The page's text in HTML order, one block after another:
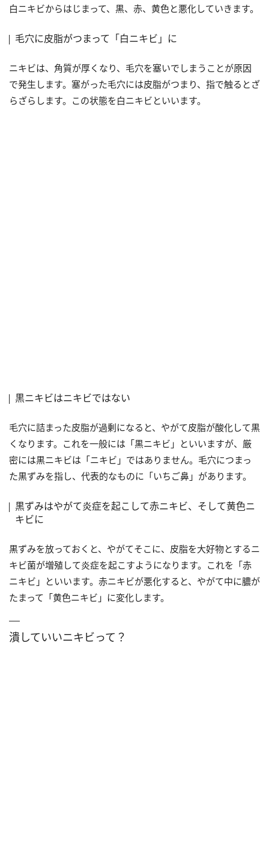
白ニキビからはじまって、黒、赤、黄色と悪化していきます。
毛穴に皮脂がつまって「白ニキビ」に
ニキビは、角質が厚くなり、毛穴を塞いでしまうことが原因
で発生します。塞がった毛穴には皮脂がつまり、指で触るとざ
らざらします。この状態を白ニキビといいます。
黒ニキビはニキビではない
毛穴に詰まった皮脂が過剰になると、やがて皮脂が酸化して黒
くなります。これを一般には「黒ニキビ」といいますが、厳
密には黒ニキビは「ニキビ」ではありません。毛穴につまっ
た黒ずみを指し、代表的なものに「いちご鼻」があります。
黒ずみはやがて炎症を起こして赤ニキビ、そして黄色ニ
キビに
黒ずみを放っておくと、やがてそこに、皮脂を大好物とするニ
キビ菌が増殖して炎症を起こすようになります。これを「赤
ニキビ」といいます。赤ニキビが悪化すると、やがて中に膿が
たまって「黄色ニキビ」に変化します。
潰していいニキビって？